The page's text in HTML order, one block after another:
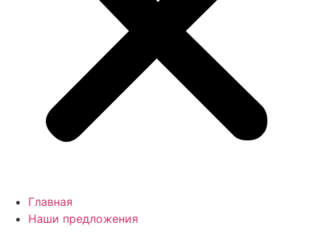
Главная
Наши предложения